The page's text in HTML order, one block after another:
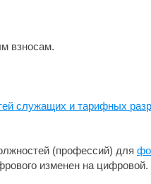
взносам.
служащих и тарифных
(профессий) для
изменен на цифровой.